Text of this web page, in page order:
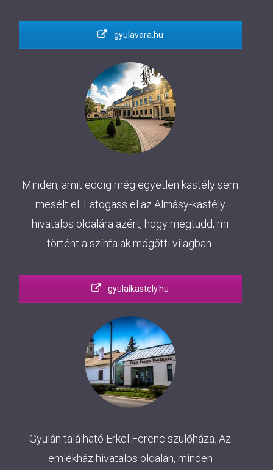
gyulavara.hu
Minden, amit eddig még egyetlen kastély sem
mesélt el. Látogass el az Almásy-kastély
hivatalos oldalára azért, hogy megtudd, mi
történt a színfalak mögötti világban.
gyulaikastely.hu
Gyulán található Erkel Ferenc szülőháza. Az
emlékház hivatalos oldalán, minden